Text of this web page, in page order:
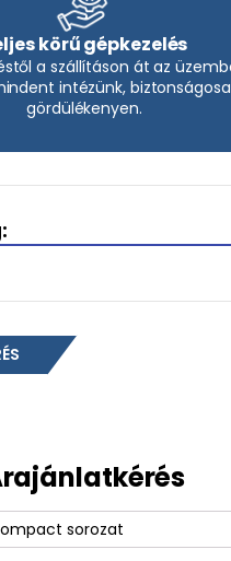
körű gépkezelés
a szállításon át az
intézünk,
gördülékenyen.